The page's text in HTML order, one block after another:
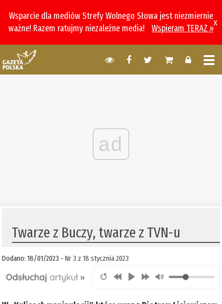
Wsparcie dla mediów Strefy Wolnego Słowa jest niezmiernie
ważne! Razem ratujmy niezależne media!
Wspieram TERAZ »
x
ad
Twarze z Buczy, twarze z TVN-u
Dodano: 18/01/2023 -Nr 3 z 18 stycznia 2023